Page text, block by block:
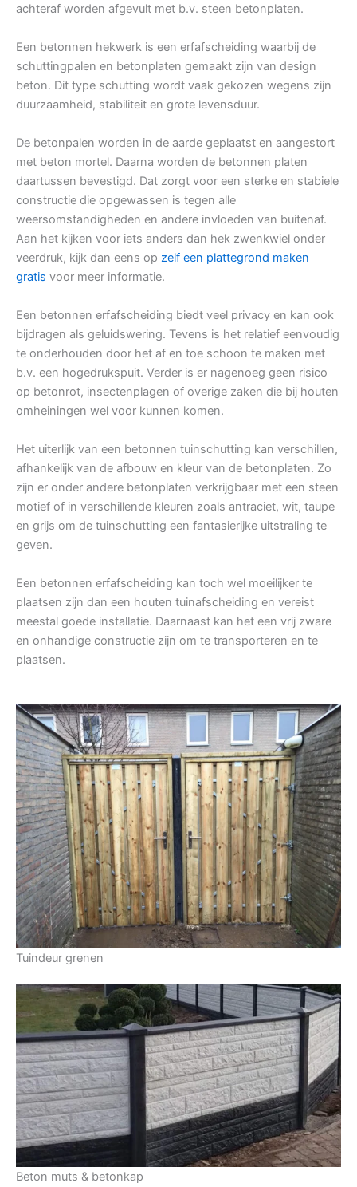
achteraf worden afgevult met b.v. steen betonplaten.
Een betonnen hekwerk is een erfafscheiding waarbij de
schuttingpalen en betonplaten gemaakt zijn van design
beton. Dit type schutting wordt vaak gekozen wegens zijn
duurzaamheid, stabiliteit en grote levensduur.
De betonpalen worden in de aarde geplaatst en aangestort
met beton mortel. Daarna worden de betonnen platen
daartussen bevestigd. Dat zorgt voor een sterke en stabiele
constructie die opgewassen is tegen alle
weersomstandigheden en andere invloeden van buitenaf.
Aan het kijken voor iets anders dan hek zwenkwiel onder
veerdruk, kijk dan eens op zelf een plattegrond maken
gratis voor meer informatie.
Een betonnen erfafscheiding biedt veel privacy en kan ook
bijdragen als geluidswering. Tevens is het relatief eenvoudig
te onderhouden door het af en toe schoon te maken met
b.v. een hogedrukspuit. Verder is er nagenoeg geen risico
op betonrot, insectenplagen of overige zaken die bij houten
omheiningen wel voor kunnen komen.
Het uiterlijk van een betonnen tuinschutting kan verschillen,
afhankelijk van de afbouw en kleur van de betonplaten. Zo
zijn er onder andere betonplaten verkrijgbaar met een steen
motief of in verschillende kleuren zoals antraciet, wit, taupe
en grijs om de tuinschutting een fantasierijke uitstraling te
geven.
Een betonnen erfafscheiding kan toch wel moeilijker te
plaatsen zijn dan een houten tuinafscheiding en vereist
meestal goede installatie. Daarnaast kan het een vrij zware
en onhandige constructie zijn om te transporteren en te
plaatsen.
Tuindeur grenen
Beton muts & betonkap